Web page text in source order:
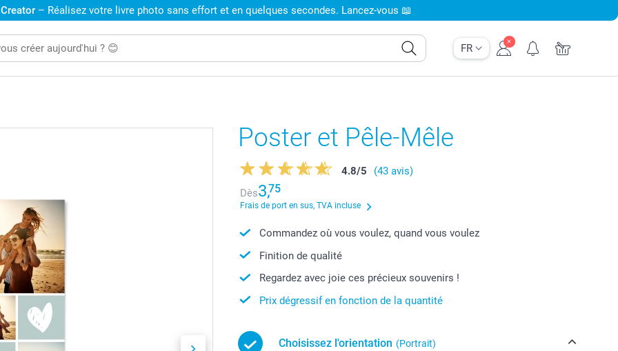
FR
– Réalisez votre livre photo sans effort et en quelques secondes. Lancez-vous 📖
Poster et Pêle-Mêle
4.8/5
(43 avis)
Dès3,75
Frais de port en sus, TVA incluse
Commandez où vous voulez, quand vous voulez
Finition de qualité
Regardez avec joie ces précieux souvenirs !
Prix dégressif en fonction de la quantité
Choisissez l'orientation (Portrait)